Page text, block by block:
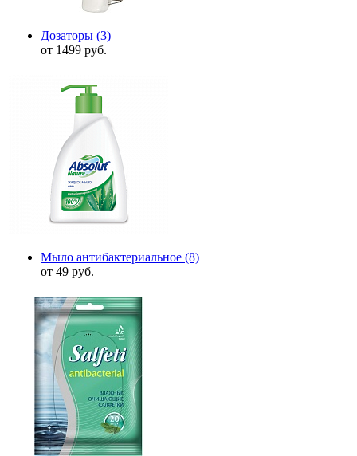
Дозаторы (3)
от 1499 руб.
Мыло антибактериальное (8)
от 49 руб.